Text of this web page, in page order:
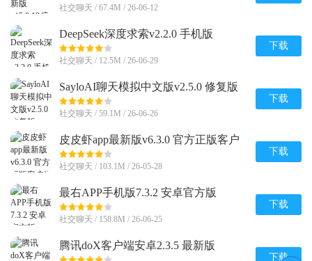
社交聊天 / 67.4M / 26-06-12
DeepSeek深度求索v2.2.0 手机版
社交聊天 / 12.5M / 26-06-29
下载
SayloAI聊天模拟中文版v2.5.0 修复版
社交聊天 / 59.1M / 26-06-26
下载
皮皮虾app最新版v6.3.0 官方正版客户
端
社交聊天 / 103.1M / 26-05-28
下载
最右APP手机版7.3.2 安卓官方版
社交聊天 / 158.8M / 26-06-25
下载
腾讯doX客户端安卓2.3.5 最新版
下载